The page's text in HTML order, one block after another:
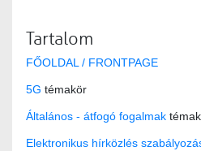
Tartalom
FŐOLDAL / FRONTPAGE
5G témakör
Általános - átfogó fogalmak
Elektronikus hírközlés